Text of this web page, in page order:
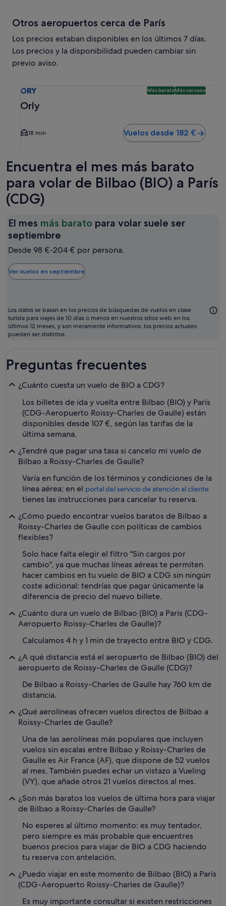
Otros aeropuertos cerca de París
Los precios estaban disponibles en los últimos 7 días.
Los precios y la disponibilidad pueden cambiar sin
previo aviso.
ORY Más baratoMás cercano
Orly
18 min Vuelos desde 182 €
Encuentra el mes más barato
para volar de Bilbao (BIO) a París
(CDG)
El mes más barato para volar suele ser
septiembre
mes
barato
para
suele
ser
septiembre
Desde 98 €-204 € por persona.
Ver vuelos en septiembre
Los datos se basan en los precios de búsquedas de vuelos en clase
turista para viajes de 10 días o menos en nuestros sitios web en los
últimos 12 meses, y son meramente informativos: los precios actuales
pueden ser distintos.
Preguntas frecuentes
¿Cuánto cuesta un vuelo de BIO a CDG?
Los billetes de ida y vuelta entre Bilbao (BIO) y París
(CDG-Aeropuerto Roissy-Charles de Gaulle) están
disponibles desde 107 €, según las tarifas de la
última semana.
¿Tendré que pagar una tasa si cancelo mi vuelo de
Bilbao a Roissy-Charles de Gaulle?
Varía en función de los términos y condiciones de la
línea aérea; en el portal del servicio de atención al cliente
tienes las instrucciones para cancelar tu reserva.
¿Cómo puedo encontrar vuelos baratos de Bilbao a
Roissy-Charles de Gaulle con políticas de cambios
flexibles?
Solo hace falta elegir el filtro "Sin cargos por
cambio", ya que muchas líneas aéreas te permiten
hacer cambios en tu vuelo de BIO a CDG sin ningún
coste adicional: tendrías que pagar únicamente la
diferencia de precio del nuevo billete.
¿Cuánto dura un vuelo de Bilbao (BIO) a París (CDG-
Aeropuerto Roissy-Charles de Gaulle)?
Calculamos 4 h y 1 min de trayecto entre BIO y CDG.
¿A qué distancia está el aeropuerto de Bilbao (BIO) del
aeropuerto de Roissy-Charles de Gaulle (CDG)?
De Bilbao a Roissy-Charles de Gaulle hay 760 km de
distancia.
¿Qué aerolíneas ofrecen vuelos directos de Bilbao a
Roissy-Charles de Gaulle?
Una de las aerolíneas más populares que incluyen
vuelos sin escalas entre Bilbao y Roissy-Charles de
Gaulle es Air France (AF), que dispone de 52 vuelos
al mes. También puedes echar un vistazo a Vueling
(VY), que añade otros 21 vuelos directos al mes.
¿Son más baratos los vuelos de última hora para viajar
de Bilbao a Roissy-Charles de Gaulle?
No esperes al último momento: es muy tentador,
pero siempre es más probable que encuentres
buenos precios para viajar de BIO a CDG haciendo
tu reserva con antelación.
¿Puedo viajar en este momento de Bilbao (BIO) a París
(CDG-Aeropuerto Roissy-Charles de Gaulle)?
Es muy importante consultar si existen restricciones